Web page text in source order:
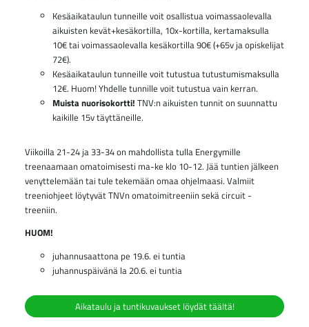
Kesäaikataulun tunneille voit osallistua voimassaolevalla
aikuisten kevät+kesäkortilla, 10x-kortilla, kertamaksulla
10€ tai voimassaolevalla kesäkortilla 90€ (+65v ja opiskelijat
72€).
Kesäaikataulun tunneille voit tutustua tutustumismaksulla
12€. Huom! Yhdelle tunnille voit tutustua vain kerran.
Muista nuorisokortti! TNV:n aikuisten tunnit on suunnattu
kaikille 15v täyttäneille.
Viikoilla 21-24 ja 33-34 on mahdollista tulla Energymille
treenaamaan omatoimisesti ma-ke klo 10-12. Jää tuntien jälkeen
venyttelemään tai tule tekemään omaa ohjelmaasi. Valmiit
treeniohjeet löytyvät TNVn omatoimitreeniin sekä circuit -
treeniin.
HUOM!
juhannusaattona pe 19.6. ei tuntia
juhannuspäivänä la 20.6. ei tuntia
Aikataulu ja tuntikuvaukset löydät täältä!